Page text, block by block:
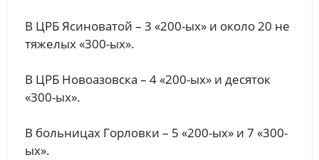
В ЦРБ Ясиноватой – 3 «200-ых» и около 20 не
тяжелых «300-ых».
В ЦРБ Новоазовска – 4 «200-ых» и десяток
«300-ых».
В больницах Горловки – 5 «200-ых» и 7 «300-
ых».